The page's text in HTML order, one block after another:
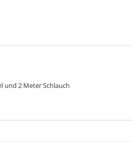
und 2 Meter Schlauch